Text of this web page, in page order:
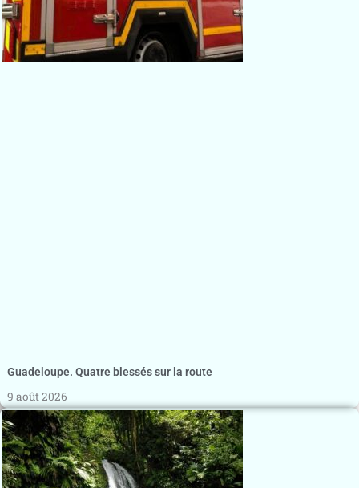
Guadeloupe. Quatre blessés sur la route
9 août 2026